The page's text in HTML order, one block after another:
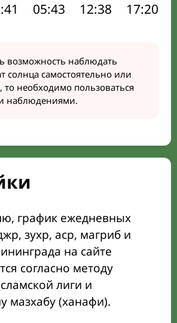
05:43 12:38 17:20
возможность наблюдать
солнца самостоятельно или
то необходимо пользоваться
наблюдениями.
график ежедневных
зухр, аср, магриб и
на сайте
согласно методу
лиги и
мазхабу (ханафи).